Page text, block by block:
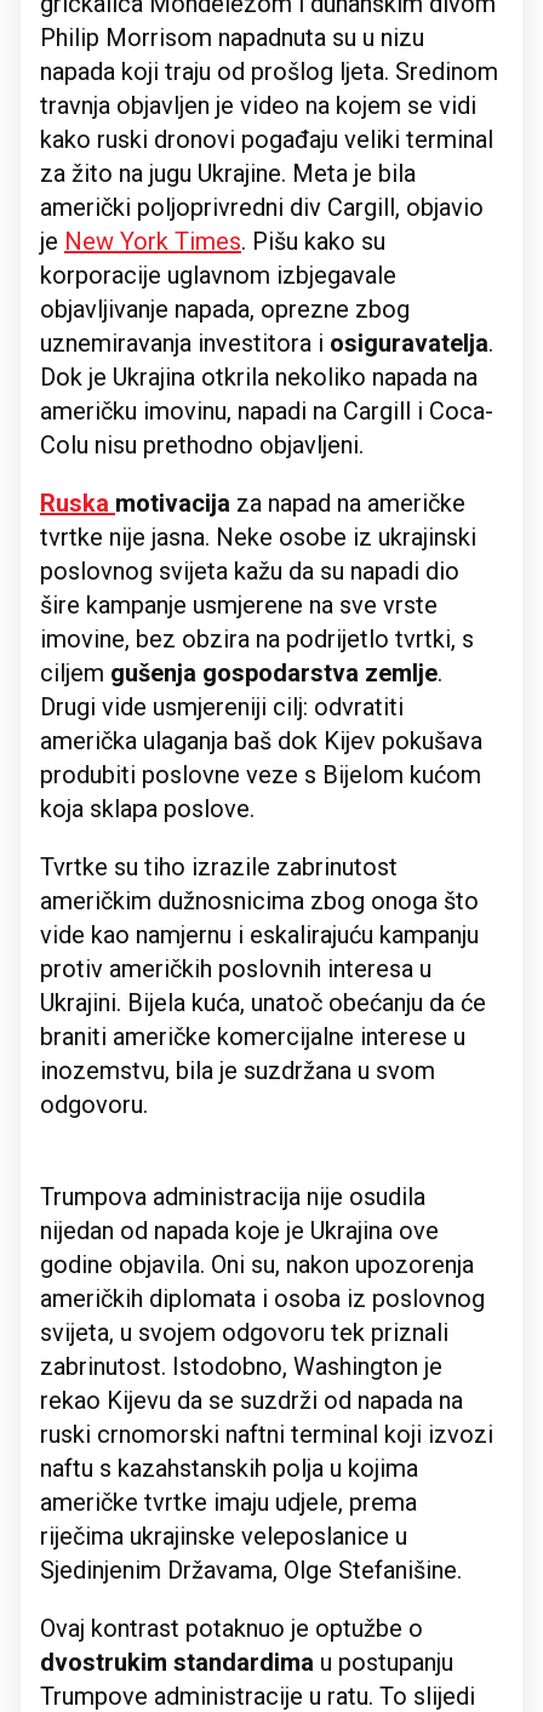
Philip Morrisom napadnuta su u nizu
napada koji traju od prošlog ljeta. Sredinom
travnja objavljen je video na kojem se vidi
kako ruski dronovi pogađaju veliki terminal
za žito na jugu Ukrajine. Meta je bila
američki poljoprivredni div Cargill, objavio
je New York Times. Pišu kako su
korporacije uglavnom izbjegavale
objavljivanje napada, oprezne zbog
uznemiravanja investitora i osiguravatelja.
Dok je Ukrajina otkrila nekoliko napada na
američku imovinu, napadi na Cargill i Coca-
Colu nisu prethodno objavljeni.
Ruska motivacija za napad na američke
tvrtke nije jasna. Neke osobe iz ukrajinski
poslovnog svijeta kažu da su napadi dio
šire kampanje usmjerene na sve vrste
imovine, bez obzira na podrijetlo tvrtki, s
ciljem gušenja gospodarstva zemlje.
Drugi vide usmjereniji cilj: odvratiti
američka ulaganja baš dok Kijev pokušava
produbiti poslovne veze s Bijelom kućom
koja sklapa poslove.
Tvrtke su tiho izrazile zabrinutost
američkim dužnosnicima zbog onoga što
vide kao namjernu i eskalirajuću kampanju
protiv američkih poslovnih interesa u
Ukrajini. Bijela kuća, unatoč obećanju da će
braniti američke komercijalne interese u
inozemstvu, bila je suzdržana u svom
odgovoru.
Trumpova administracija nije osudila
nijedan od napada koje je Ukrajina ove
godine objavila. Oni su, nakon upozorenja
američkih diplomata i osoba iz poslovnog
svijeta, u svojem odgovoru tek priznali
zabrinutost. Istodobno, Washington je
rekao Kijevu da se suzdrži od napada na
ruski crnomorski naftni terminal koji izvozi
naftu s kazahstanskih polja u kojima
američke tvrtke imaju udjele, prema
riječima ukrajinske veleposlanice u
Sjedinjenim Državama, Olge Stefanišine.
Ovaj kontrast potaknuo je optužbe o
dvostrukim standardima u postupanju
Trumpove administracije u ratu. To slijedi